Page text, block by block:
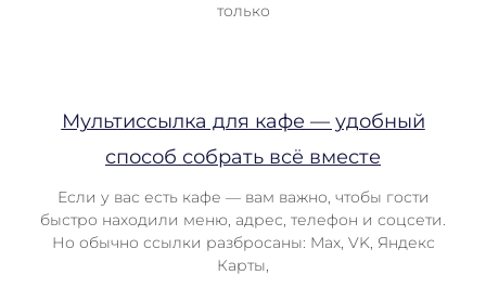
только
Мультиссылка для кафе — удобный
способ собрать всё вместе
Если у вас есть кафе — вам важно, чтобы гости
быстро находили меню, адрес, телефон и соцсети.
Но обычно ссылки разбросаны: Max, VK, Яндекс
Карты,